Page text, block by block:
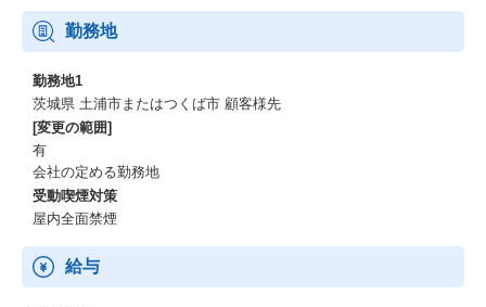
勤務地
勤務地1
茨城県 土浦市またはつくば市 顧客様先
[変更の範囲]
有
会社の定める勤務地
受動喫煙対策
屋内全面禁煙
給与